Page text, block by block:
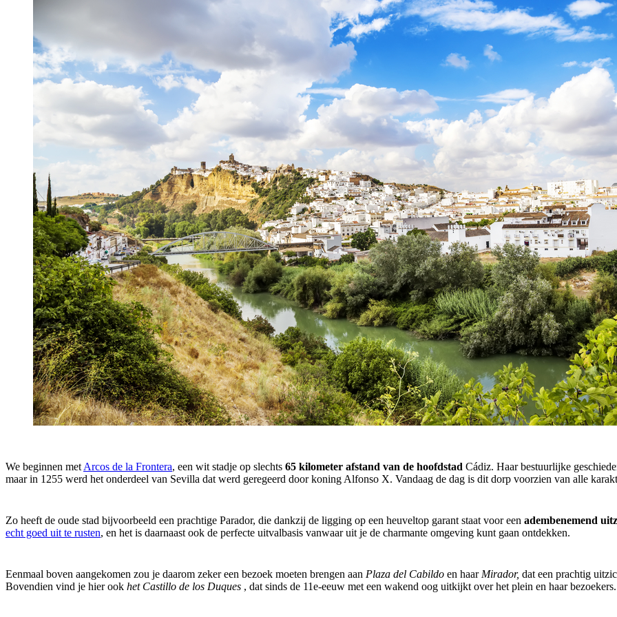
We beginnen met Arcos de la Frontera, een wit stadje op slechts 65 kilometer afstand van de hoofdstad Cádiz. Haar bestuurlijke
maar in 1255 werd het onderdeel van Sevilla dat werd geregeerd door koning Alfonso X. Vandaag de dag is dit dorp voorzien van alle
Zo heeft de oude stad bijvoorbeeld een prachtige Parador, die dankzij de ligging op een heuveltop garant staat voor een adembenemend
echt goed uit te rusten, en het is daarnaast ook de perfecte uitvalbasis vanwaar uit je de charmante omgeving kunt gaan ontdekken.
Eenmaal boven aangekomen zou je daarom zeker een bezoek moeten brengen aan Plaza del Cabildo en haar Mirador, dat een prachtig
Bovendien vind je hier ook het Castillo de los Duques , dat sinds de 11e-eeuw met een wakend oog uitkijkt over het plein en haar bezoekers.